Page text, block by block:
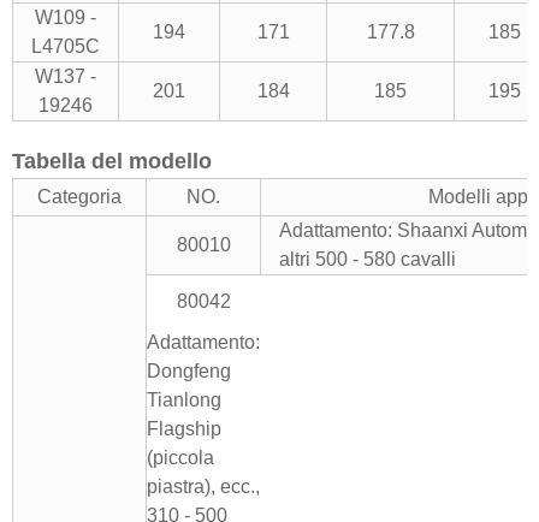
W109 -
L4705C
194 171 177.8 185
W137 -
19246
201 184 185 195
Tabella del modello
Categoria NO. Modelli
80010
Adattamento: Shaanxi
altri 500 - 580 cavalli
80042
Adattamento:
Dongfeng
Tianlong
Flagship
(piccola
piastra), ecc.,
310 - 500